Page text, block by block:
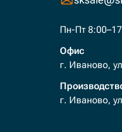
Пн-Пт
Офис
г. Иваново,
г. Иваново,